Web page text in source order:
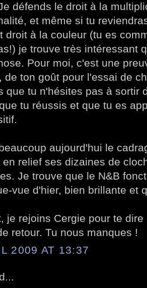
défends le droit à la
et même si tu
droit à la couleur (tu es
je trouve très intéressant
Pour moi, c'est une
de ton goût pour l'essai de
que tu n'hésites pas à sortir
tu réussis et que tu es
aujourd'hui le
en relief ses dizaines de
Je trouve que le N&B
vue d'hier, bien brillante et
je rejoins Cergie pour te
retour. Tu nous manques !
2009 AT 13:37